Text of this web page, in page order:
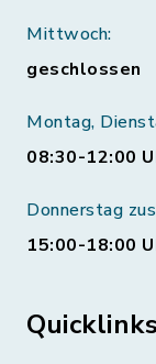
Mittwoch:
geschlossen
Montag,
08:30-12:00
Donnerstag
15:00-18:00
Quicklinks